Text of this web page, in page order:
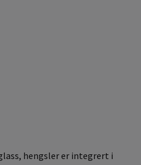
hengsler er integrert i